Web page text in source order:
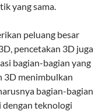
yang sama.
peluang besar
pencetakan 3D juga
bagian-bagian yang
3D menimbulkan
bagian-bagian
teknologi